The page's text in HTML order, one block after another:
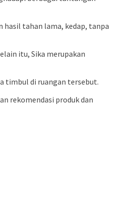
hasil tahan lama, kedap, tanpa
itu, Sika merupakan
timbul di ruangan tersebut.
rekomendasi produk dan